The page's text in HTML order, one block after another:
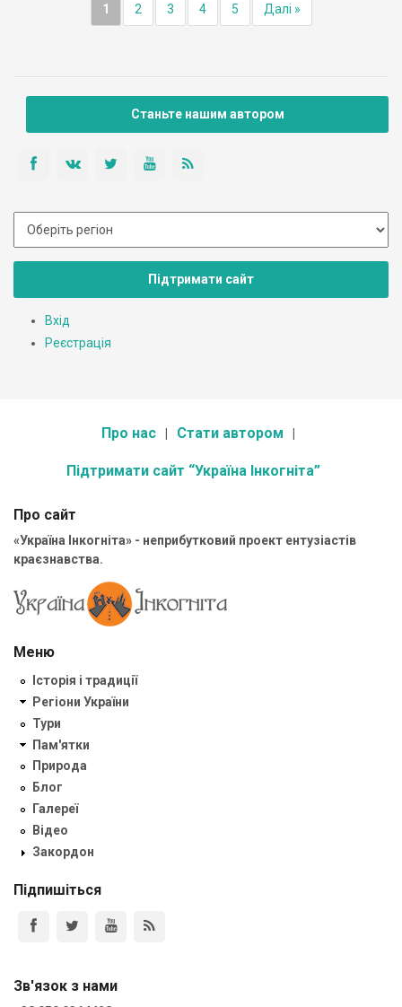
1 2 3 4 5 Далі »
Станьте нашим автором
Підтримати сайт
Вхід
Реєстрація
Про нас Стати автором
Підтримати сайт “Україна Інкогніта”
Про сайт
«Україна Інкогніта» - неприбутковий проект ентузіастів
краєзнавства.
Меню
Історія і традиції
Регіони України
Тури
Пам'ятки
Природа
Блог
Галереї
Відео
Закордон
Підпишіться
Зв'язок з нами